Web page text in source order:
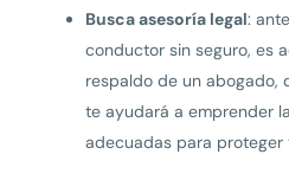
Busca asesoría legal:
conductor sin seguro, es
respaldo de un abogado,
te ayudará a emprender
adecuadas para proteger